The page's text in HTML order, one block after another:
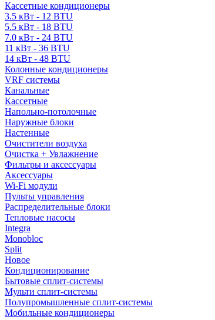
Кассетные кондиционеры
3.5 кВт - 12 BTU
5.5 кВт - 18 BTU
7.0 кВт - 24 BTU
11 кВт - 36 BTU
14 кВт - 48 BTU
Колонные кондиционеры
VRF системы
Канальные
Кассетные
Напольно-потолочные
Наружные блоки
Настенные
Очистители воздуха
Очистка + Увлажнение
Фильтры и аксессуары
Аксессуары
Wi-Fi модули
Пульты управления
Распределительные блоки
Тепловые насосы
Integra
Monobloc
Split
Новое
Кондиционирование
Бытовые сплит-системы
Мульти сплит-системы
Полупромышленные сплит-системы
Мобильные кондиционеры